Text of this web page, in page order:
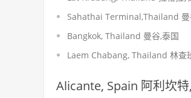
Sahathai Terminal,Thailand 曼
Bangkok, Thailand 曼谷,泰国
Laem Chabang, Thailand 林查
Alicante, Spain 阿利坎